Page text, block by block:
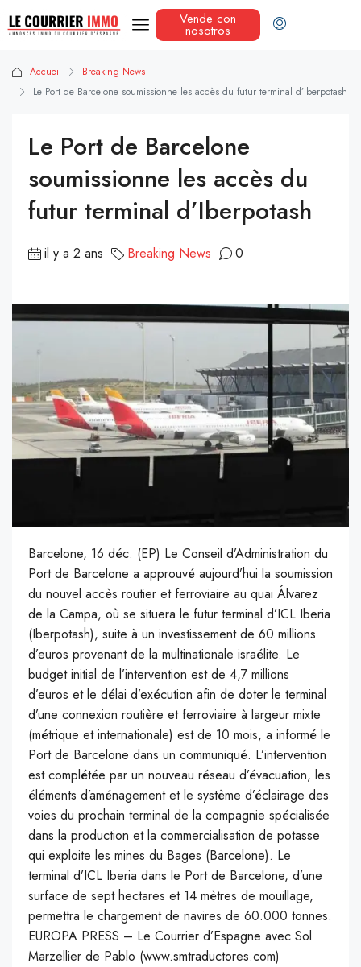
Vende con
nosotros
Accueil
Breaking News
Le Port de Barcelone soumissionne les accès du futur terminal d’Iberpotash
Le Port de Barcelone
soumissionne les accès du
futur terminal d’Iberpotash
il y a 2 ans Breaking News 0
Barcelone, 16 déc. (EP) Le Conseil d’Administration du
Port de Barcelone a approuvé aujourd’hui la soumission
du nouvel accès routier et ferroviaire au quai Álvarez
de la Campa, où se situera le futur terminal d’ICL Iberia
(Iberpotash), suite à un investissement de 60 millions
d’euros provenant de la multinationale israélite. Le
budget initial de l’intervention est de 4,7 millions
d’euros et le délai d’exécution afin de doter le terminal
d’une connexion routière et ferroviaire à largeur mixte
(métrique et internationale) est de 10 mois, a informé le
Port de Barcelone dans un communiqué. L’intervention
est complétée par un nouveau réseau d’évacuation, les
éléments d’aménagement et le système d’éclairage des
voies du prochain terminal de la compagnie spécialisée
dans la production et la commercialisation de potasse
qui exploite les mines du Bages (Barcelone). Le
terminal d’ICL Iberia dans le Port de Barcelone, d’une
surface de sept hectares et 14 mètres de mouillage,
permettra le chargement de navires de 60.000 tonnes.
EUROPA PRESS – Le Courrier d’Espagne avec Sol
Marzellier de Pablo (www.smtraductores.com)